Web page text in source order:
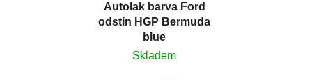
Autolak barva Ford
odstín HGP Bermuda
blue
Skladem